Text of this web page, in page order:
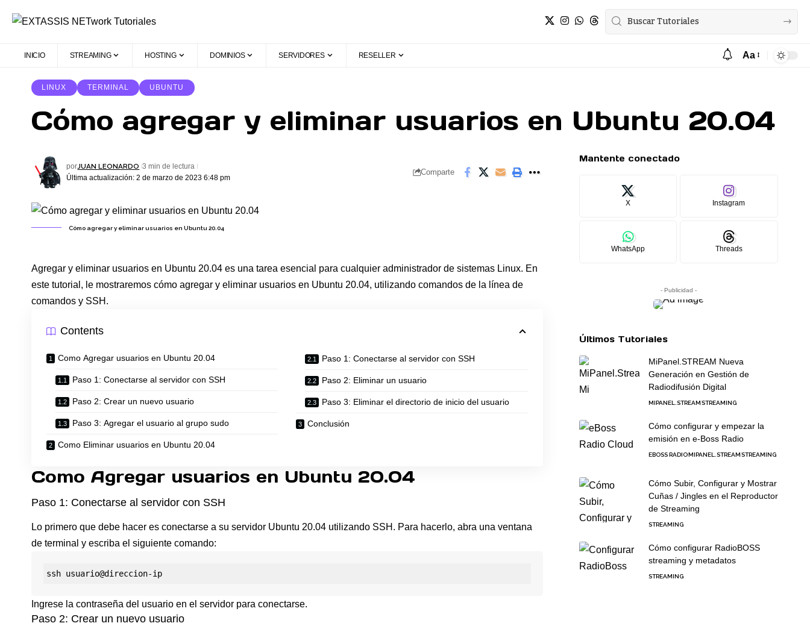
INICIO STREAMING HOSTING DOMINIOS SERVIDORES RESELLER Aa
LINUX TERMINAL UBUNTU
Cómo agregar y eliminar usuarios en Ubuntu 20.04
Última actualización: 2 de marzo de 2023 6:48 pm
porJUAN LEONARDO 3 min de lectura
Comparte
Cómo agregar y eliminar usuarios en Ubuntu 20.04
Agregar y eliminar usuarios en Ubuntu 20.04 es una tarea esencial para cualquier administrador de sistemas Linux. En
este tutorial, le mostraremos cómo agregar y eliminar usuarios en Ubuntu 20.04, utilizando comandos de la línea de
comandos y SSH.
Contents
Como Agregar usuarios en Ubuntu 20.04
Paso 1: Conectarse al servidor con SSH
Paso 2: Crear un nuevo usuario
Paso 3: Agregar el usuario al grupo sudo
Como Eliminar usuarios en Ubuntu 20.04
Paso 1: Conectarse al servidor con SSH
Paso 2: Eliminar un usuario
Paso 3: Eliminar el directorio de inicio del usuario
Conclusión
Como Agregar usuarios en Ubuntu 20.04
Paso 1: Conectarse al servidor con SSH
Lo primero que debe hacer es conectarse a su servidor Ubuntu 20.04 utilizando SSH. Para hacerlo, abra una ventana
de terminal y escriba el siguiente comando:
Ingrese la contraseña del usuario en el servidor para conectarse.
Paso 2: Crear un nuevo usuario
Mantente conectado
X Instagram
WhatsApp Threads
- Publicidad -
Últimos Tutoriales
MiPanel.STREAM Nueva
Generación en Gestión de
Radiodifusión Digital
MIPANEL.STREAMSTREAMING
Cómo configurar y empezar la
emisión en e-Boss Radio
EBOSS RADIOMIPANEL.STREAMSTREAMING
Cómo Subir, Configurar y Mostrar
Cuñas / Jingles en el Reproductor
de Streaming
STREAMING
Cómo configurar RadioBOSS
streaming y metadatos
STREAMING